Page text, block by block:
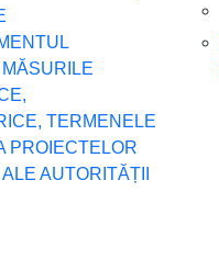
TERMENELE
PROIECTELOR
AUTORITĂȚII